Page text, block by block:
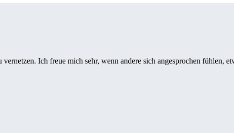
Ich freue mich sehr, wenn andere sich angesprochen fühlen,